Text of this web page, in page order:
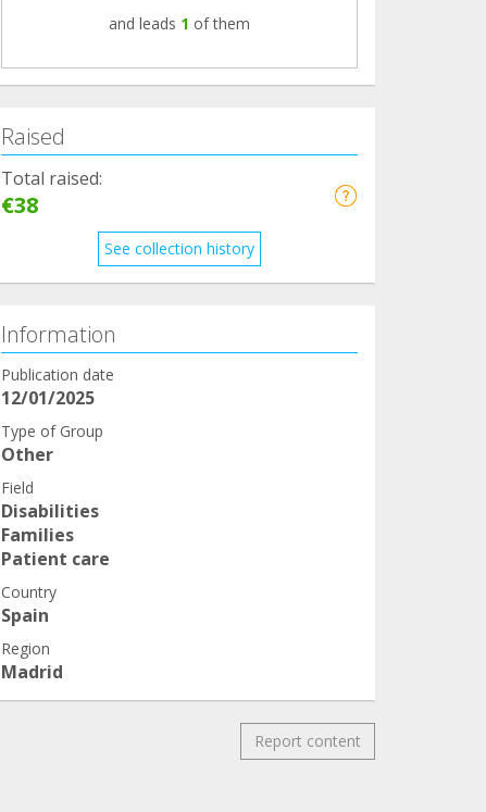
and leads 1 of them
Raised
Total raised:
€38
See collection history
Information
Publication date
12/01/2025
Type of Group
Other
Field
Disabilities
Families
Patient care
Country
Spain
Region
Madrid
Report content